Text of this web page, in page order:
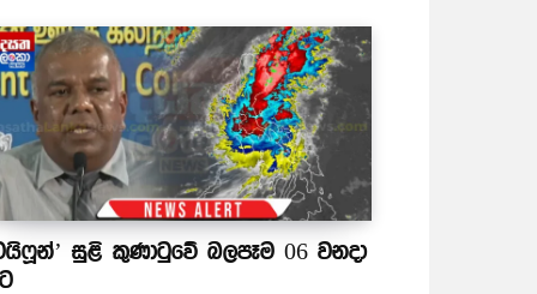
සුළි කුණාටුවේ බලපෑම 06 වනදා